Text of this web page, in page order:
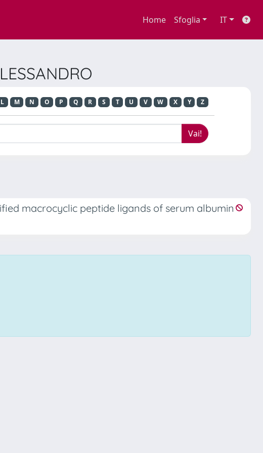
Home Sfoglia IT
L M N O P Q R S T U V W X Y Z
macrocyclic peptide ligands of serum albumin